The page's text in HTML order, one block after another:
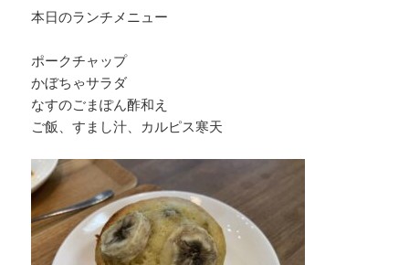
本日のランチメニュー
ポークチャップ
かぼちゃサラダ
なすのごまぽん酢和え
ご飯、すまし汁、カルピス寒天